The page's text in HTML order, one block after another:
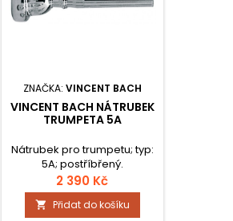
ZNAČKA: VINCENT BACH
VINCENT BACH NÁTRUBEK
TRUMPETA 5A
Nátrubek pro trumpetu; typ:
5A; postříbřený.
2 390 Kč
 Přidat do košíku